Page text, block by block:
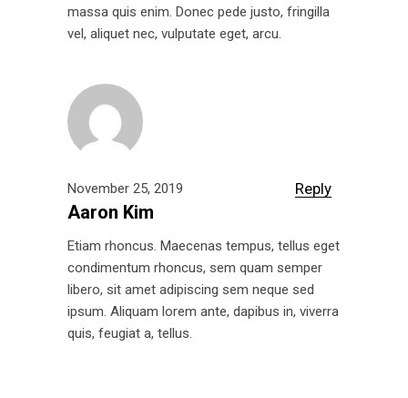
massa quis enim. Donec pede justo, fringilla
vel, aliquet nec, vulputate eget, arcu.
November 25, 2019 Reply
Aaron Kim
Etiam rhoncus. Maecenas tempus, tellus eget
condimentum rhoncus, sem quam semper
libero, sit amet adipiscing sem neque sed
ipsum. Aliquam lorem ante, dapibus in, viverra
quis, feugiat a, tellus.